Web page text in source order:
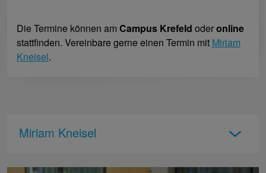
Die Termine können am Campus Krefeld oderonline
stattfinden. Vereinbare gerne einen Termin mit Miriam
Kneisel.
Miriam Kneisel